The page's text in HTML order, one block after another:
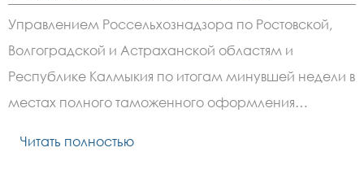
Управлением Россельхознадзора по Ростовской,
Волгоградской и Астраханской областям и
Республике Калмыкия по итогам минувшей недели в
местах полного таможенного оформления…
Читать полностью